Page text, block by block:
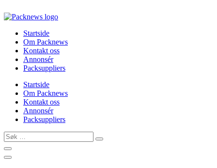
to
Startside
Om Packnews
Kontakt oss
Annonsér
Packsuppliers
Startside
Om Packnews
Kontakt oss
Annonsér
Packsuppliers
Søk
…